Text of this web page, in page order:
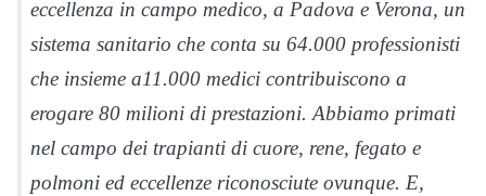
eccellenza in campo medico, a Padova e Verona, un
sistema sanitario che conta su 64.000 professionisti
che insieme a11.000 medici contribuiscono a
erogare 80 milioni di prestazioni. Abbiamo primati
nel campo dei trapianti di cuore, rene, fegato e
polmoni ed eccellenze riconosciute ovunque. E,